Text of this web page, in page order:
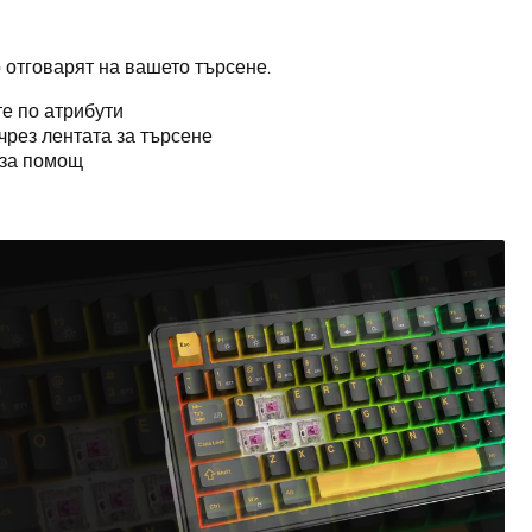
на вашето търсене.
по атрибути
лентата за търсене
за помощ